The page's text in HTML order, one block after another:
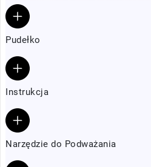
Pudełko
Instrukcja
Narzędzie do Podważania